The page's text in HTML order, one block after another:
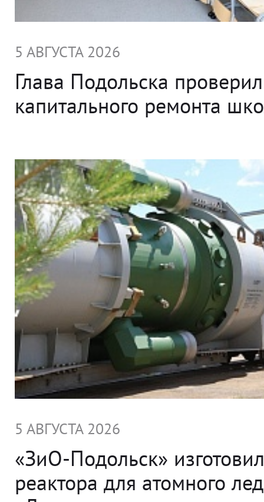
5 АВГУСТА 2026
Глава Подольска
капитального ремонта
5 АВГУСТА 2026
«ЗиО-Подольск»
реактора для атомного